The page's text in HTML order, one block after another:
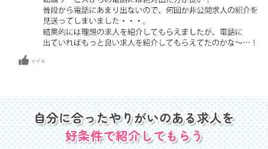
自分に合ったやりがいのある求人を
好条件で紹介してもらう